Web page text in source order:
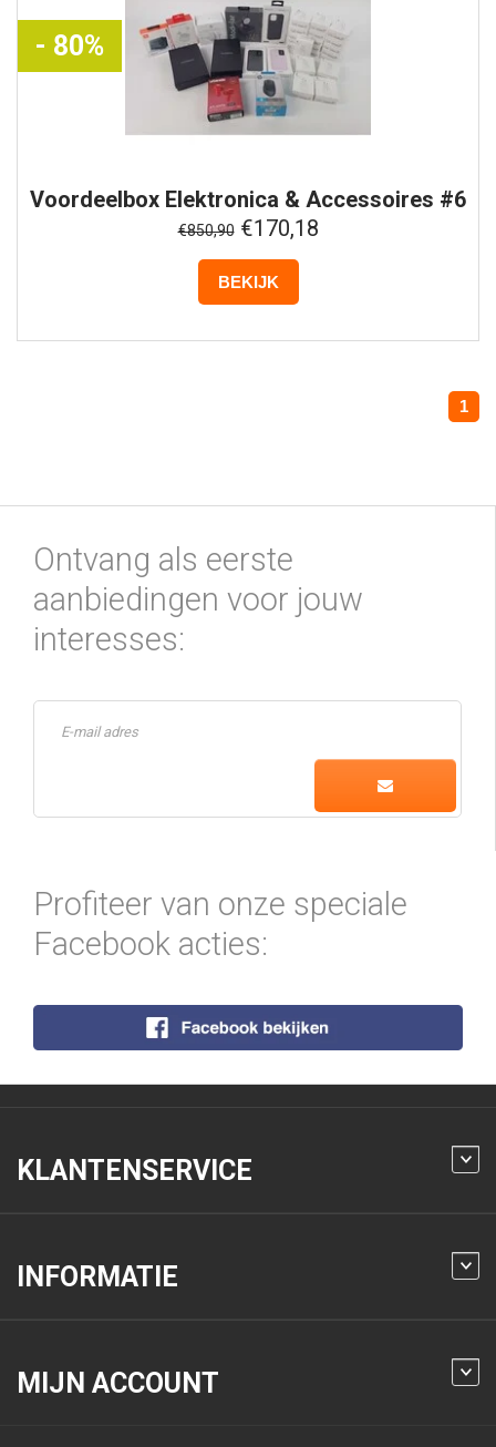
- 80%
Voordeelbox Elektronica & Accessoires #6
€850,90€170,18
BEKIJK
1
Ontvang als eerste
aanbiedingen voor jouw
interesses:
Profiteer van onze speciale
Facebook acties:
KLANTENSERVICE
INFORMATIE
MIJN ACCOUNT